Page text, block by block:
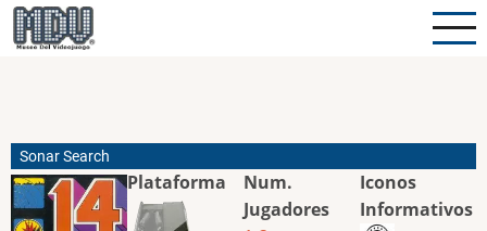
Pasar
al
Sonar Search
Plataforma
Num.
Jugadores
Iconos
Informativos